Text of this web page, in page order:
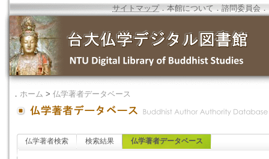
サイトマップ．本館について ．諮問委員会 ．
． ホーム > 仏学著者データベース
仏学著者検索 検索結果 仏学著者データベース